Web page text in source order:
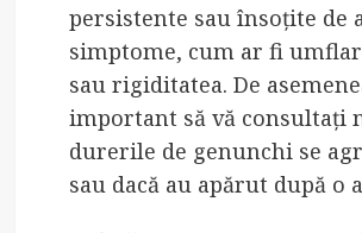
persistente sau însoțite de
simptome, cum ar fi
sau rigiditatea. De
important să vă consultați
durerile de genunchi se
sau dacă au apărut după o